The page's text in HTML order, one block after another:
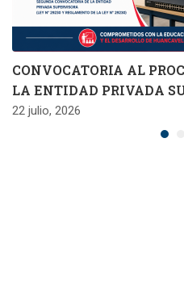
CONVOCATORIA AL
LA ENTIDAD PRIVADA
22 julio, 2026